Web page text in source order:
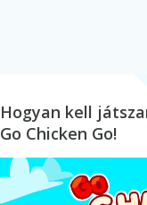
Hogyan kell
Go Chicken Go!